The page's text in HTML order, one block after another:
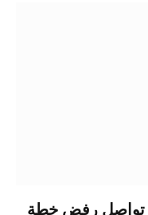
تواصل رفض خطة